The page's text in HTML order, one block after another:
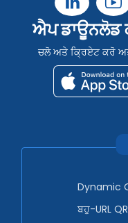
ਐਪ ਡਾਊਨਲੋਡ
ਚਲੋ ਅਤੇ ਕ੍ਰਿਏਟ ਕਰੋ
Dynamic
ਬਹੁ-URL